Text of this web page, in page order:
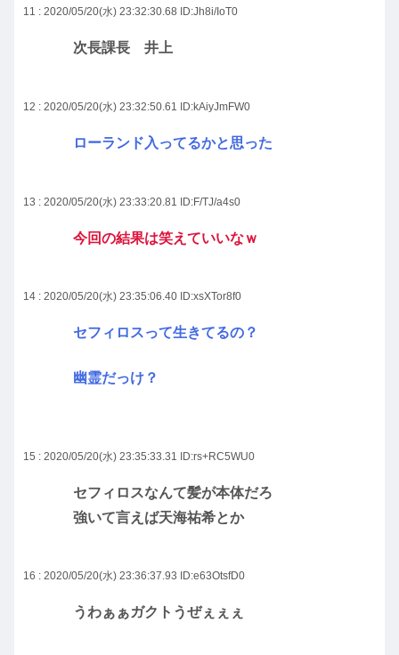
11 : 2020/05/20(水) 23:32:30.68 ID:Jh8i/IoT0
次長課長 井上
12 : 2020/05/20(水) 23:32:50.61 ID:kAiyJmFW0
ローランド入ってるかと思った
13 : 2020/05/20(水) 23:33:20.81 ID:F/TJ/a4s0
今回の結果は笑えていいなｗ
14 : 2020/05/20(水) 23:35:06.40 ID:xsXTor8f0
セフィロスって生きてるの？
幽霊だっけ？
15 : 2020/05/20(水) 23:35:33.31 ID:rs+RC5WU0
セフィロスなんて髪が本体だろ
強いて言えば天海祐希とか
16 : 2020/05/20(水) 23:36:37.93 ID:e63OtsfD0
うわぁぁガクトうぜぇぇぇ